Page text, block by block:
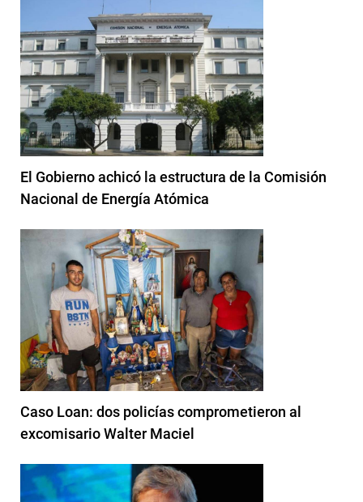
El Gobierno achicó la estructura de la Comisión
Nacional de Energía Atómica
Caso Loan: dos policías comprometieron al
excomisario Walter Maciel